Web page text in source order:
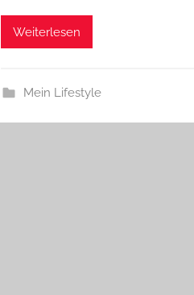
Weiterlesen
Mein Lifestyle